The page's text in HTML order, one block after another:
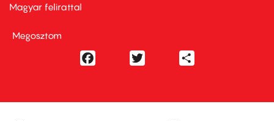
Magyar felirattal
Megosztom
Facebook